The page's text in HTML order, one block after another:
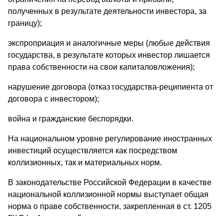
полученных в результате деятельности инвестора, за
границу);
экспроприация и аналогичные меры (любые действия
государства, в результате которых инвестор лишается
права собственности на свои капиталовложения);
нарушение договора (отказ государства-реципиента от
договора с инвестором);
война и гражданские беспорядки.
На национальном уровне регулирование иностранных
инвестиций осуществляется как посредством
коллизионных, так и материальных норм.
В законодательстве Российской Федерации в качестве
национальной коллизионной нормы выступает общая
норма о праве собственности, закрепленная в ст. 1205